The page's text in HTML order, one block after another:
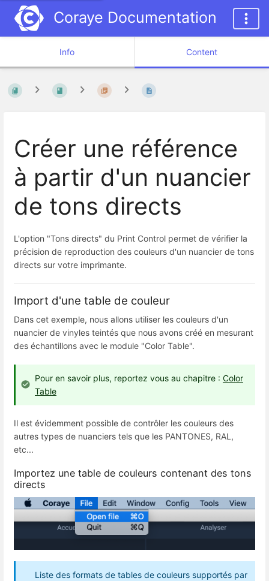
Coraye Documentation
Info Content
Créer une référence
à partir d'un nuancier
de tons directs
L'option "Tons directs" du Print Control permet de vérifier la
précision de reproduction des couleurs d'un nuancier de tons
directs sur votre imprimante.
Import d'une table de couleur
Dans cet exemple, nous allons utiliser les couleurs d'un
nuancier de vinyles teintés que nous avons créé en mesurant
des échantillons avec le module "Color Table".
Pour en savoir plus, reportez vous au chapitre : Color
Table
Il est évidemment possible de contrôler les couleurs des
autres types de nuanciers tels que les PANTONES, RAL,
etc...
Importez une table de couleurs contenant des tons
directs
Liste des formats de tables de couleurs supportés par